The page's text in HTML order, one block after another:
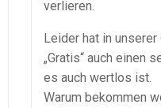
verlieren.
Leider hat in
„Gratis“ auch einen
es auch wertlos ist.
Warum bekommen